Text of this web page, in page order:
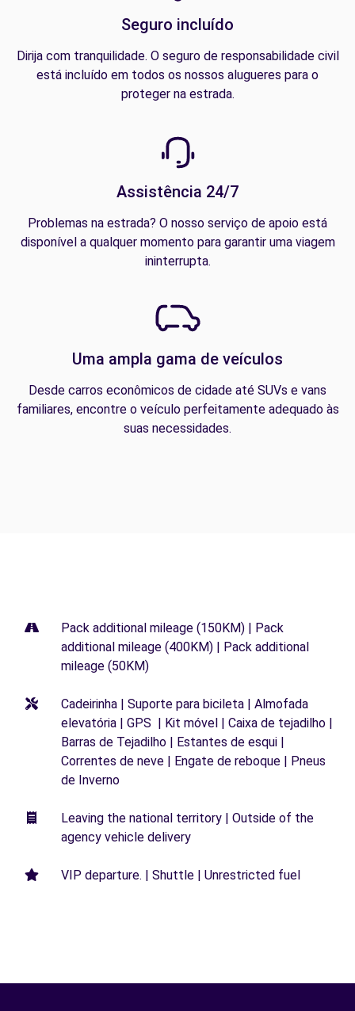
Seguro incluído
Dirija com tranquilidade. O seguro de responsabilidade civil
está incluído em todos os nossos alugueres para o
proteger na estrada.
Assistência 24/7
Problemas na estrada? O nosso serviço de apoio está
disponível a qualquer momento para garantir uma viagem
ininterrupta.
Uma ampla gama de veículos
Desde carros econômicos de cidade até SUVs e vans
familiares, encontre o veículo perfeitamente adequado às
suas necessidades.
Pack additional mileage (150KM) | Pack
additional mileage (400KM) | Pack additional
mileage (50KM)
Cadeirinha | Suporte para bicileta | Almofada
elevatória | GPS | Kit móvel | Caixa de tejadilho |
Barras de Tejadilho | Estantes de esqui |
Correntes de neve | Engate de reboque | Pneus
de Inverno
Leaving the national territory | Outside of the
agency vehicle delivery
VIP departure. | Shuttle | Unrestricted fuel